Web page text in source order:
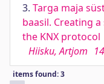
3. Targa maja
baasil. Creating
the KNX protocol
Hiisku, Artjom
items found: 3